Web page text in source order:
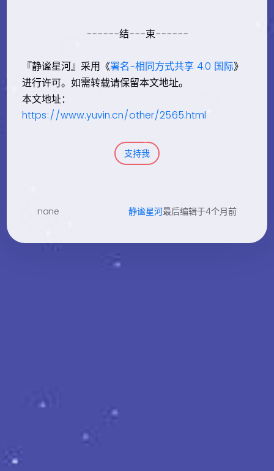
------结---束------
『静谧星河』采用《署名-相同方式共享 4.0 国际》
进行许可。如需转载请保留本文地址。
本文地址：
https://www.yuvin.cn/other/2565.html
支持我
none 静谧星河最后编辑于4个月前